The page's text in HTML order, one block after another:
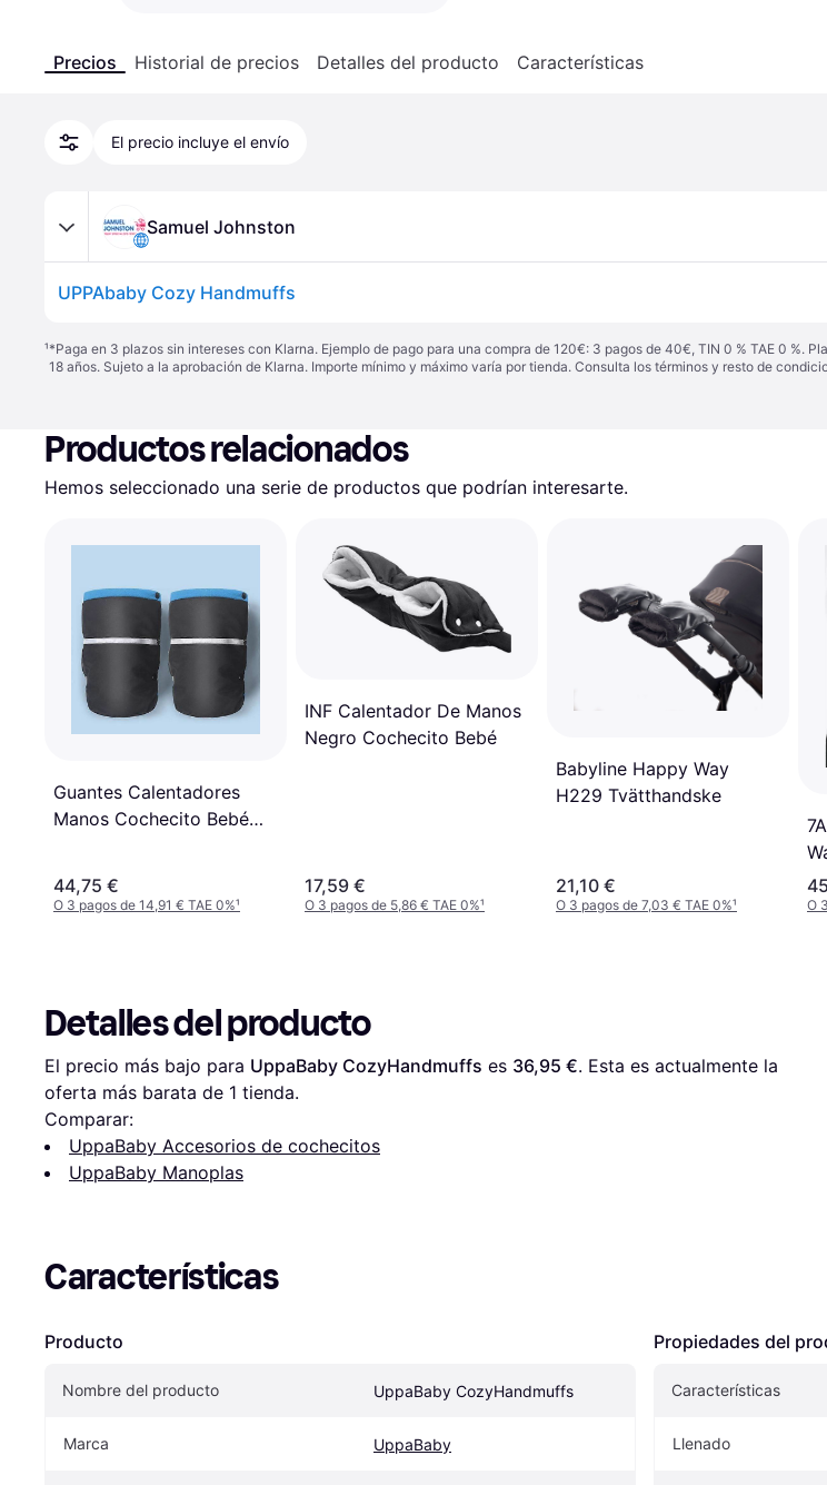
Precios Historial de precios Detalles del producto Características
El precio incluye el envío
Samuel Johnston
UPPAbaby Cozy Handmuffs
¹*Paga en 3 plazos sin intereses con Klarna. Ejemplo de pago para una compra de 120€: 3 pagos de 40€, TIN 0 % TAE 0 %.
18 años. Sujeto a la aprobación de Klarna. Importe mínimo y máximo varía por tienda. Consulta los términos y resto de
Productos relacionados
Hemos seleccionado una serie de productos que podrían interesarte.
Guantes Calentadores
Manos Cochecito Bebé
44,75 €
O 3 pagos de 14,91 € TAE 0%¹
INF Calentador De Manos
Negro Cochecito Bebé
17,59 €
O 3 pagos de 5,86 € TAE 0%¹
Babyline Happy Way
H229 Tvätthandske
21,10 €
O 3 pagos de 7,03 € TAE 0%¹ O
Detalles del producto
El precio más bajo para UppaBaby CozyHandmuffs es 36,95 €. Esta es actualmente la
oferta más barata de 1 tienda.
Comparar:
UppaBaby Accesorios de cochecitos
UppaBaby Manoplas
Características
Producto
Nombre del producto UppaBaby CozyHandmuffs
Marca UppaBaby
Propiedades del
Características
Llenado